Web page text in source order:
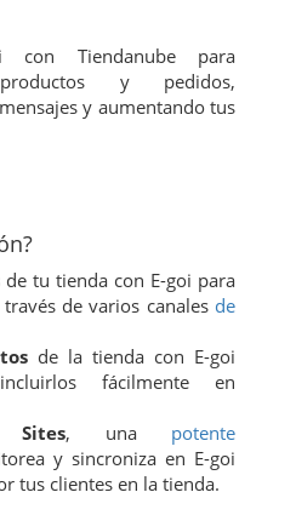
con Tiendanube para
y pedidos,
y aumentando tus
de tu tienda con E-goi para
de varios canales de
de la tienda con E-goi
fácilmente en
Sites, una potente
y sincroniza en E-goi
tus clientes en la tienda.